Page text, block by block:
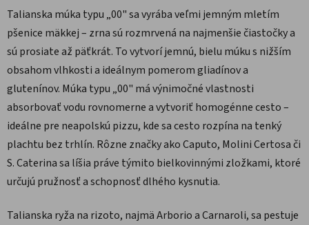
Talianska múka typu „00" sa vyrába veľmi jemným mletím
pšenice mäkkej – zrna sú rozmrvená na najmenšie čiastočky a
sú prosiate až päťkrát. To vytvorí jemnú, bielu múku s nižším
obsahom vlhkosti a ideálnym pomerom gliadínov a
glutenínov. Múka typu „00" má výnimočné vlastnosti
absorbovať vodu rovnomerne a vytvoriť homogénne cesto –
ideálne pre neapolskú pizzu, kde sa cesto rozpína na tenký
plachtu bez trhlín. Rôzne značky ako Caputo, Molini Certosa či
S. Caterina sa líšia práve týmito bielkovinnými zložkami, ktoré
určujú pružnosť a schopnosť dlhého kysnutia.
Talianska ryža na rizoto, najmä Arborio a Carnaroli, sa pestuje